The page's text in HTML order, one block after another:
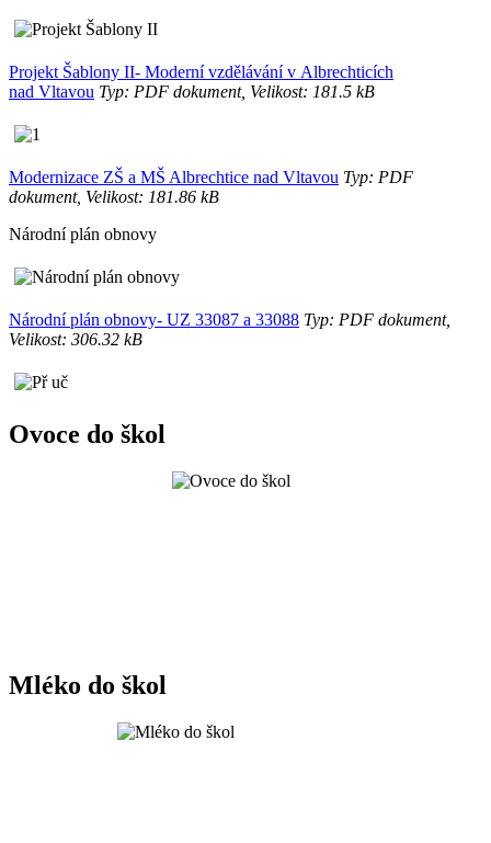
Projekt Šablony II- Moderní vzdělávání v Albrechticích
nad Vltavou Typ: PDF dokument, Velikost: 181.5 kB
Modernizace ZŠ a MŠ Albrechtice nad Vltavou Typ: PDF
dokument, Velikost: 181.86 kB
Národní plán obnovy
Národní plán obnovy- UZ 33087 a 33088 Typ: PDF dokument,
Velikost: 306.32 kB
Ovoce do škol
Mléko do škol